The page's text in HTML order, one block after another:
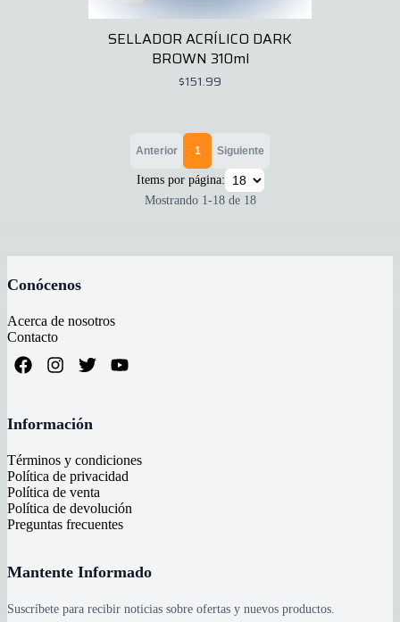
SELLADOR ACRÍLICO DARK
BROWN 310ml
$151.99
Anterior 1 Siguiente
Items por página:
Mostrando 1-18de 18
Conócenos
Acerca de nosotros
Contacto
Información
Términos y condiciones
Política de privacidad
Política de venta
Política de devolución
Preguntas frecuentes
Mantente Informado
Suscríbete para recibir noticias sobre ofertas y nuevos productos.